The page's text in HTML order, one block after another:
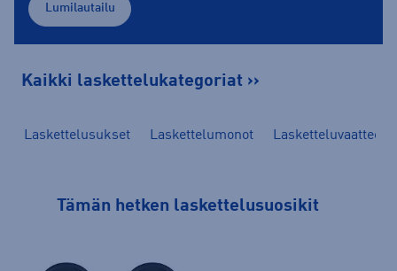
Lumilautailu
Kaikki laskettelukategoriat ››
Laskettelusukset Laskettelumonot Lasketteluvaatteet
Tämän hetken laskettelusuosikit